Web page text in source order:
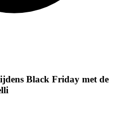
Black Friday met de